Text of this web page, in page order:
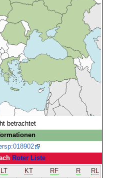
betrachtet
Roter Liste
LT KT RF R
RL